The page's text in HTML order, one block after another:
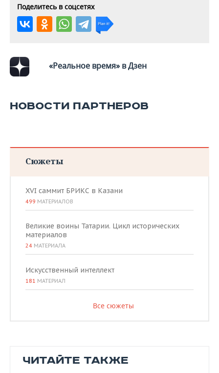
Поделитесь в соцсетях
«Реальное время» в Дзен
НОВОСТИ ПАРТНЕРОВ
Сюжеты
XVI саммит БРИКС в Казани
499 МАТЕРИАЛОВ
Великие воины Татарии. Цикл исторических
материалов
24 МАТЕРИАЛА
Искусственный интеллект
181 МАТЕРИАЛ
Все сюжеты
ЧИТАЙТЕ ТАКЖЕ